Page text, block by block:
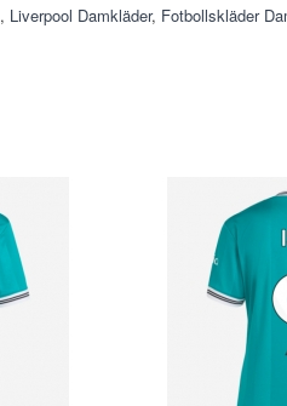
, Liverpool Damkläder, Fotbollskläder